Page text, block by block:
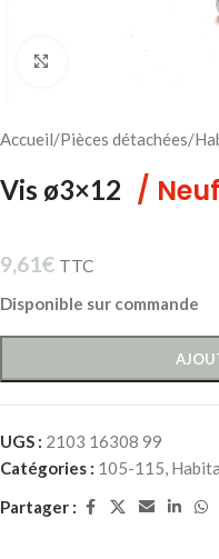
Accueil/Pièces détachées/
Vis ø3×12 / Neuf
9,61€ TTC
Disponible sur commande
UGS : 2103 16308 99
Catégories : 105-115,
Partager :